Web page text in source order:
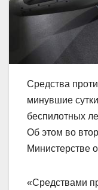
Средства
минувшие
беспилотных
Об этом во
Министерстве
«Средствами